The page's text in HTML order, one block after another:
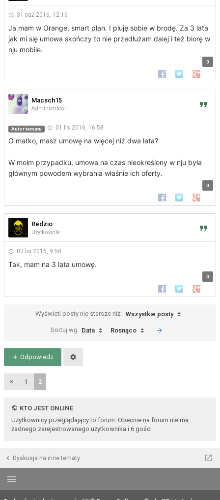
31 paź 2016, 12:16
Ja mam w Orange, smart plan. I pluję sobie w brodę. Za 3 lata
jak mi się umowa skończy to nie przedłużam dalej i też biorę w
nju mobile.
0
Udostępnij na
Udostępnij na
Macsch15
Administrator
Autor tematu 01 lis 2016, 16:58
O matko, masz umowę na więcej niż dwa lata?
W moim przypadku, umowa na czas nieokreślony w nju była
głównym powodem wybrania właśnie ich oferty.
0
Udostępnij na
Udostępnij na
Redzio
Użytkownik
03 lis 2016, 9:58
Tak, mam na 3 lata umowę.
0
Udostępnij na
Udostępnij na
Wyświetl posty nie starsze niż: Wszystkie posty
Sortuj wg Data Rosnąco
Odpowiedz
1 2
KTO JEST ONLINE
Użytkownicy przeglądający to forum: Obecnie na forum nie ma
żadnego zarejestrowanego użytkownika i 6 gości
Dyskusja na inne tematy